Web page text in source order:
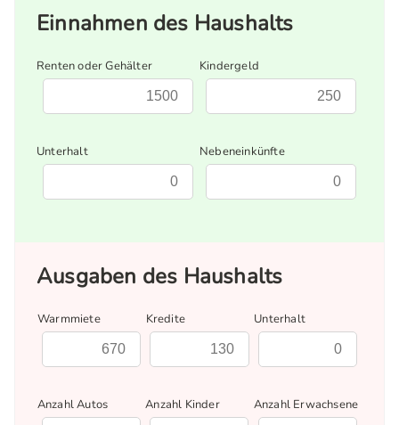
Einnahmen des Haushalts
Renten oder Gehälter Kindergeld
Unterhalt Nebeneinkünfte
Ausgaben des Haushalts
Warmmiete Kredite Unterhalt
Anzahl Autos Anzahl Kinder Anzahl Erwachsene